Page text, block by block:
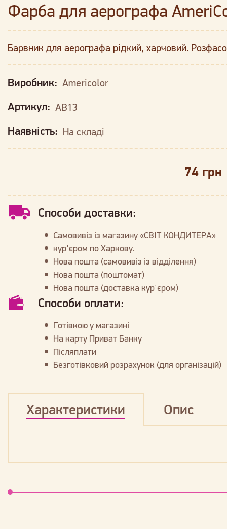
Фарба для аерографа
Барвник для аерографа рідкий, харчовий.
Виробник: Americolor
Артикул: AB13
Наявність: На складі
74 грн
Способи доставки:
Самовивіз із магазину «СВІТ КОНДИТЕРА»
кур'єром по Харкову.
Нова пошта (самовивіз із відділення)
Нова пошта (поштомат)
Нова пошта (доставка кур'єром)
Способи оплати:
Готівкою у магазині
На карту Приват Банку
Післяплати
Безготівковий розрахунок (для організацій)
Характеристики Опис